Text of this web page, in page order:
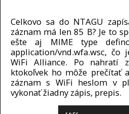
Celkovo sa do NTAGU
záznam má len 85 B? Je to
ešte aj MIME type
application/vnd.wfa.wsc,
WiFi Alliance. Po nahratí
ktokoľvek ho môže prečítať
záznam s WiFi heslom v
vykonať žiadny zápis, prepis.